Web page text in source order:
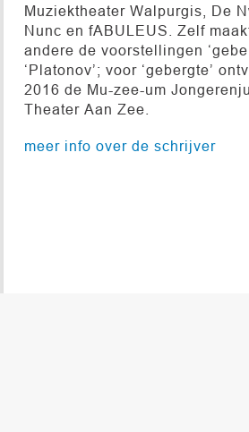
Muziektheater Walpurgis, De
Nunc en fABULEUS. Zelf
andere de voorstellingen
‘Platonov’; voor ‘gebergte’
2016 de Mu-zee-um
Theater Aan Zee.
meer info over de schrijver